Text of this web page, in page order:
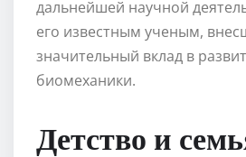
дальнейшей научной
его известным ученым,
значительный вклад в
биомеханики.
Детство и